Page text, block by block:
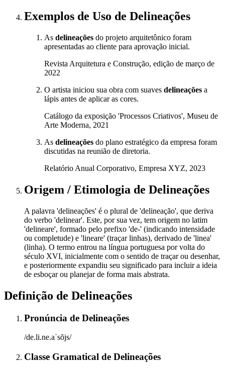
Exemplos de Uso de Delineações
As delineações do projeto arquitetônico foram
apresentadas ao cliente para aprovação inicial.
Revista Arquitetura e Construção, edição de março de
2022
O artista iniciou sua obra com suaves delineações a
lápis antes de aplicar as cores.
Catálogo da exposição 'Processos Criativos', Museu de
Arte Moderna, 2021
As delineações do plano estratégico da empresa foram
discutidas na reunião de diretoria.
Relatório Anual Corporativo, Empresa XYZ, 2023
Origem / Etimologia de Delineações
A palavra 'delineações' é o plural de 'delineação', que deriva
do verbo 'delinear'. Este, por sua vez, tem origem no latim
'delineare', formado pelo prefixo 'de-' (indicando intensidade
ou completude) e 'lineare' (traçar linhas), derivado de 'linea'
(linha). O termo entrou na língua portuguesa por volta do
século XVI, inicialmente com o sentido de traçar ou desenhar,
e posteriormente expandiu seu significado para incluir a ideia
de esboçar ou planejar de forma mais abstrata.
Definição de Delineações
Pronúncia de Delineações
/de.li.ne.aˈsõjs/
Classe Gramatical de Delineações